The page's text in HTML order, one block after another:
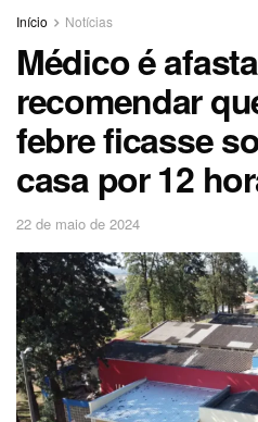
Início Notícias
Médico é
recomendar
febre ficasse
casa por 12
22 de maio de 2024